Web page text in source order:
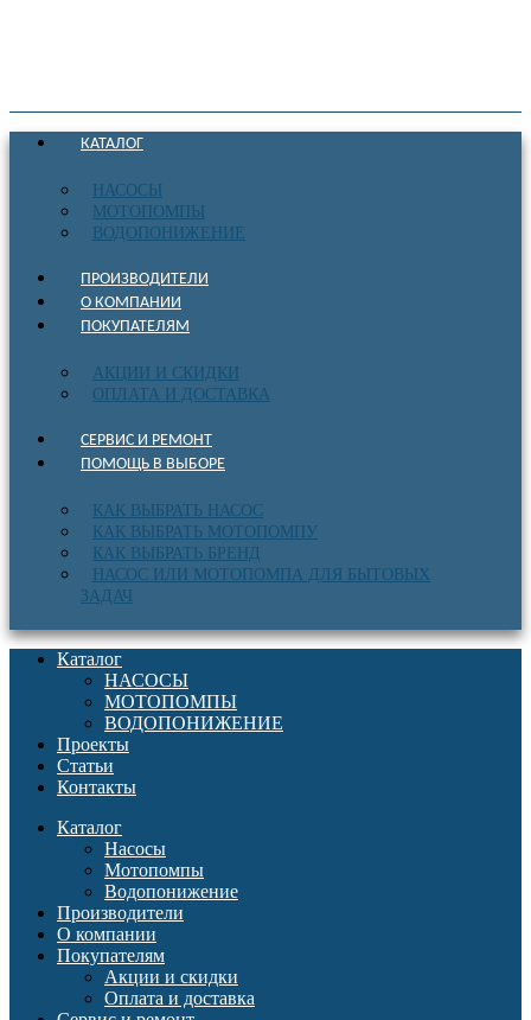
КАТАЛОГ
НАСОСЫ
МОТОПОМПЫ
ВОДОПОНИЖЕНИЕ
ПРОИЗВОДИТЕЛИ
О КОМПАНИИ
ПОКУПАТЕЛЯМ
АКЦИИ И СКИДКИ
ОПЛАТА И ДОСТАВКА
СЕРВИС И РЕМОНТ
ПОМОЩЬ В ВЫБОРЕ
КАК ВЫБРАТЬ НАСОС
КАК ВЫБРАТЬ МОТОПОМПУ
КАК ВЫБРАТЬ БРЕНД
НАСОС ИЛИ МОТОПОМПА ДЛЯ БЫТОВЫХ
ЗАДАЧ
Каталог
НАСОСЫ
МОТОПОМПЫ
ВОДОПОНИЖЕНИЕ
Проекты
Статьи
Контакты
Каталог
Насосы
Мотопомпы
Водопонижение
Производители
О компании
Покупателям
Акции и скидки
Оплата и доставка